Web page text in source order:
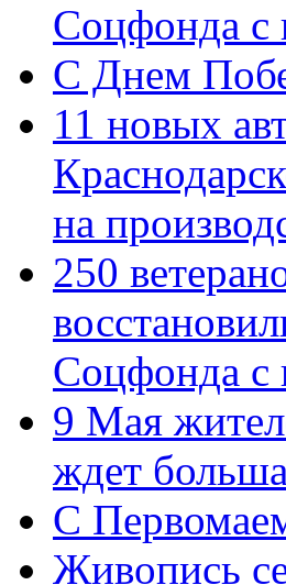
Соцфонда с
С Днем
11 новых
на
250
Соцфонда с
9 Мая
ждет
C
Живопись